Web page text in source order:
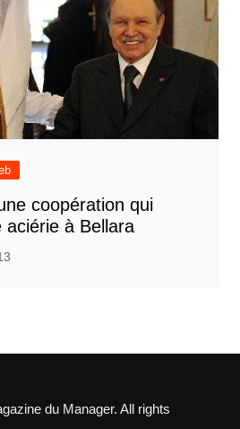
coopération qui
aciérie à Bellara
du Manager. All rights